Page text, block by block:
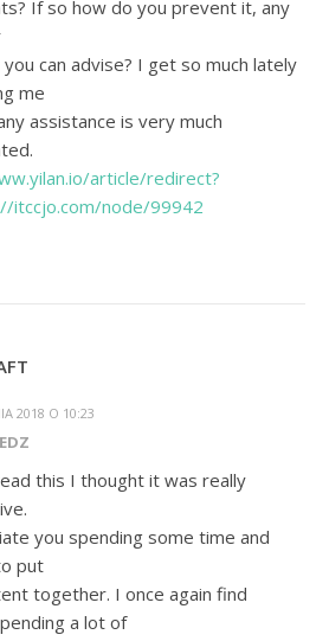
If so how do you prevent it, any
can advise? I get so much lately
me
assistance is very much
article/redirect?
itccjo.com/node/99942
2018 O 10:23
this I thought it was really
you spending some time and
put
together. I once again find
a lot of